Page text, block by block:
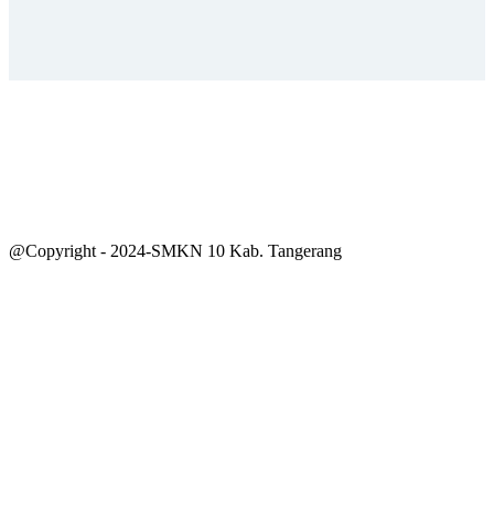
@Copyright - 2024-SMKN 10 Kab. Tangerang